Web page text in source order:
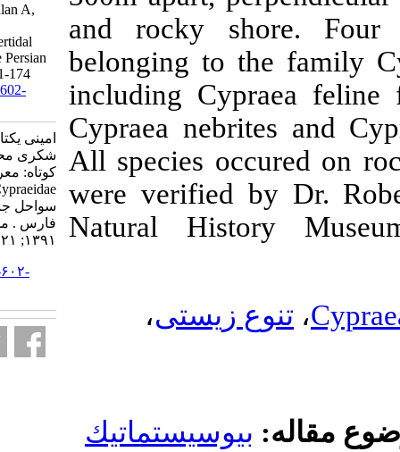
and rocky
belonging
including
Cypraea
All species
were
Natural
زیستی،
Amini Yekta F, Ashja Ardalan A,
Shokri M. Identification of
Cypraeidae in southern intertidal
zones of Qeshm Island, the Persian
Gulf . isfj 2012; 21 (1) :171-174
URL:
http://isfj.ir/article-1-602-
امینی یکتا فاطمه، اشجع اردلان آریا،
شکری محمد رضا. یافته علمی
کوتاه: معرفی شکم پایان خانواده
Cypraeidae در ناحیه بین جزر و مدی
سواحل جنوبی جزیره قشم،خلیج
فارس . مجله علمي شيلات ايران.
۱۳۹۱; ۲۱ (۱) :۱۷۱-۱۷۴
URL: